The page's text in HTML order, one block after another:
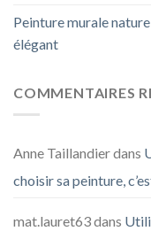
Peinture murale
élégant
COMMENTAIRES
Anne Taillandierdans
choisir sa peinture,
mat.lauret63dans